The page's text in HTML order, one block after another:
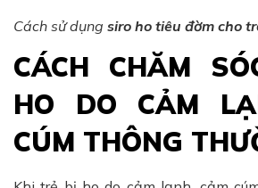
Cách sử dụng siro ho tiêu đờm cho
CÁCH CHĂM
HO DO CẢM
CÚM THÔNG